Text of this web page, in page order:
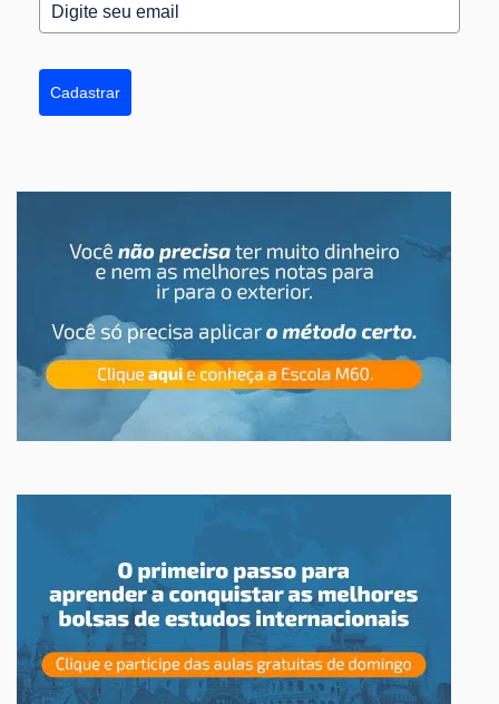
Cadastrar